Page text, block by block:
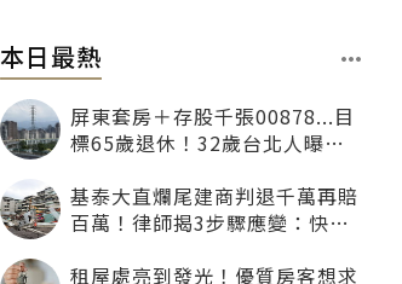
本日最熱
屏東套房＋存股千張00878...目
標65歲退休！32歲台北人曝：
基泰大直爛尾建商判退千萬再賠
百萬！律師揭3步驟應變：快通
租屋處亮到發光！優質房客想求